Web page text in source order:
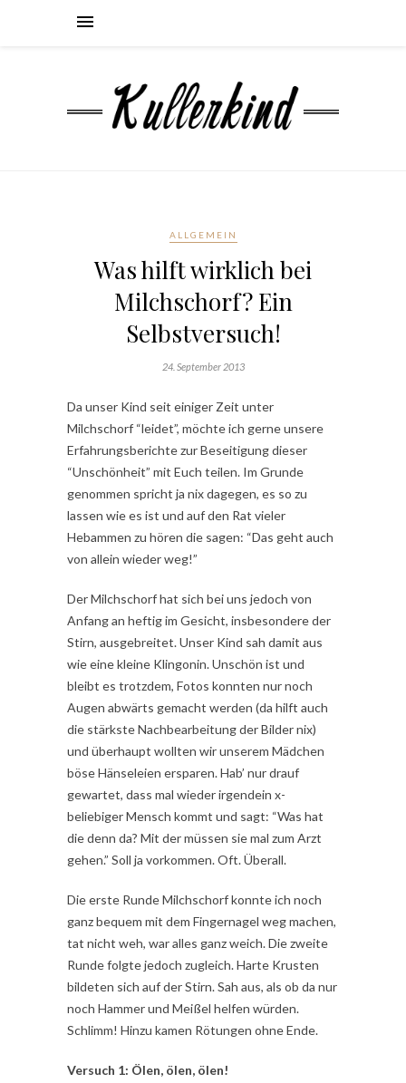
ALLGEMEIN
Was hilft wirklich bei
Milchschorf? Ein
Selbstversuch!
24. September 2013
Da unser Kind seit einiger Zeit unter
Milchschorf “leidet”, möchte ich gerne unsere
Erfahrungsberichte zur Beseitigung dieser
“Unschönheit” mit Euch teilen. Im Grunde
genommen spricht ja nix dagegen, es so zu
lassen wie es ist und auf den Rat vieler
Hebammen zu hören die sagen: “Das geht auch
von allein wieder weg!”
Der Milchschorf hat sich bei uns jedoch von
Anfang an heftig im Gesicht, insbesondere der
Stirn, ausgebreitet. Unser Kind sah damit aus
wie eine kleine Klingonin. Unschön ist und
bleibt es trotzdem, Fotos konnten nur noch
Augen abwärts gemacht werden (da hilft auch
die stärkste Nachbearbeitung der Bilder nix)
und überhaupt wollten wir unserem Mädchen
böse Hänseleien ersparen. Hab’ nur drauf
gewartet, dass mal wieder irgendein x-
beliebiger Mensch kommt und sagt: “Was hat
die denn da? Mit der müssen sie mal zum Arzt
gehen.” Soll ja vorkommen. Oft. Überall.
Die erste Runde Milchschorf konnte ich noch
ganz bequem mit dem Fingernagel weg machen,
tat nicht weh, war alles ganz weich. Die zweite
Runde folgte jedoch zugleich. Harte Krusten
bildeten sich auf der Stirn. Sah aus, als ob da nur
noch Hammer und Meißel helfen würden.
Schlimm! Hinzu kamen Rötungen ohne Ende.
Versuch 1: Ölen, ölen, ölen!